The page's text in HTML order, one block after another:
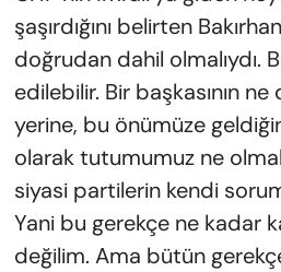
şaşırdığını belirten
doğrudan dahil olmalıydı.
edilebilir. Bir başkasının
yerine, bu önümüze
olarak tutumumuz ne
siyasi partilerin kendi
Yani bu gerekçe ne kadar
değilim. Ama bütün